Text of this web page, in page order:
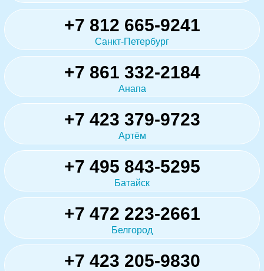
+7 812 665-9241
Санкт-Петербург
+7 861 332-2184
Анапа
+7 423 379-9723
Артём
+7 495 843-5295
Батайск
+7 472 223-2661
Белгород
+7 423 205-9830